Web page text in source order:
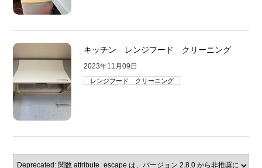
キッチン レンジフード クリーニング
2023年11月09日
レンジフード クリーニング